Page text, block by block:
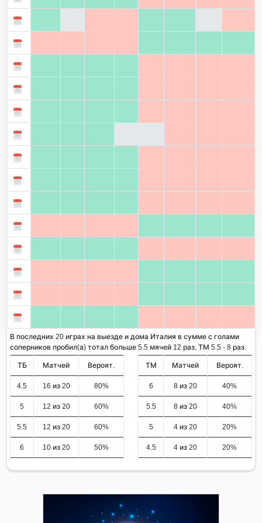
В последних 20 играх на выезде и дома Италия в сумме с голами
соперников пробил(а) тотал больше 5.5 мячей 12 раз, ТМ 5.5 - 8 раз.
ТБ Матчей Вероят.
4.5 16 из 20 80%
5 12 из 20 60%
5.5 12 из 20 60%
6 10 из 20 50%
ТМ Матчей Вероят.
6 8 из 20 40%
5.5 8 из 20 40%
5 4 из 20 20%
4.5 4 из 20 20%